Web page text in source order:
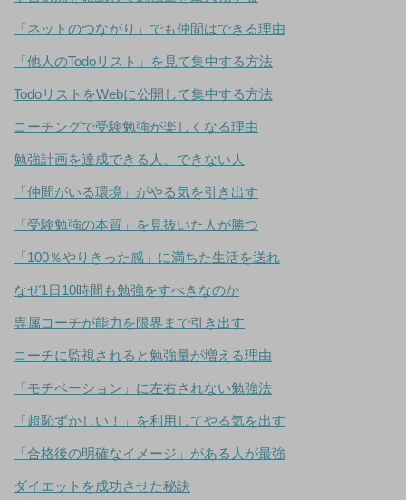
「ネットのつながり」でも仲間はできる理由
「他人のTodoリスト」を見て集中する方法
TodoリストをWebに公開して集中する方法
コーチングで受験勉強が楽しくなる理由
勉強計画を達成できる人、できない人
「仲間がいる環境」がやる気を引き出す
「受験勉強の本質」を見抜いた人が勝つ
「100％やりきった感」に満ちた生活を送れ
なぜ1日10時間も勉強をすべきなのか
専属コーチが能力を限界まで引き出す
コーチに監視されると勉強量が増える理由
「モチベーション」に左右されない勉強法
「超恥ずかしい！」を利用してやる気を出す
「合格後の明確なイメージ」がある人が最強
ダイエットを成功させた秘訣